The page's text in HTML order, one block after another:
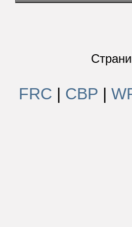
FRC | СВР |